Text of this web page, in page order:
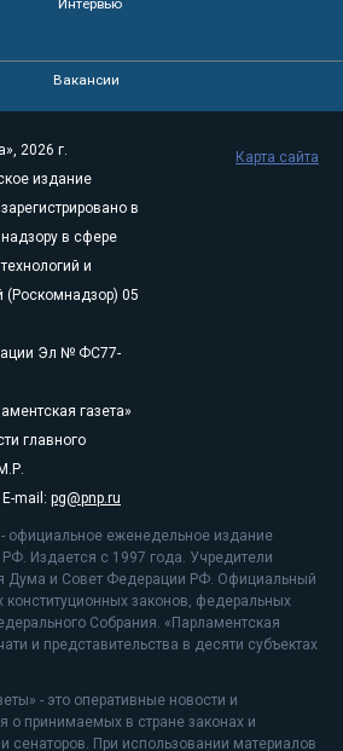
Интервью
Вакансии
2026 г.
издание
в
в сфере
и
05
Эл № ФС77-
газета»
главного
mail: pg@pnp.ru
- официальное еженедельное издание
Издается с 1997 года. Учредители
Дума и Совет Федерации РФ. Официальный
конституционных законов, федеральных
Собрания. «Парламентская
и представительства в десяти субъектах
- это оперативные новости и
о принимаемых в стране законах и
сенаторов. При использовании материалов
Карта сайта